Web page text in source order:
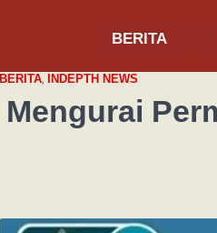
BERITA
BERITA, INDEPTH NEWS
Mengurai